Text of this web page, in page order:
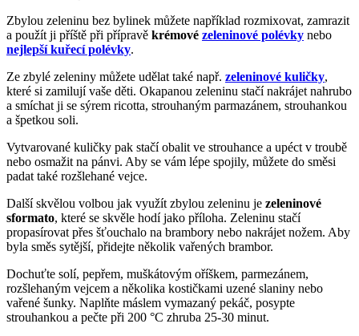
Zbylou zeleninu bez bylinek můžete například rozmixovat, zamrazit
a použít ji příště při přípravě krémové zeleninové polévky nebo
nejlepší kuřecí polévky.
Ze zbylé zeleniny můžete udělat také např. zeleninové kuličky,
které si zamilují vaše děti. Okapanou zeleninu stačí nakrájet nahrubo
a smíchat ji se sýrem ricotta, strouhaným parmazánem, strouhankou
a špetkou soli.
Vytvarované kuličky pak stačí obalit ve strouhance a upéct v troubě
nebo osmažit na pánvi. Aby se vám lépe spojily, můžete do směsi
padat také rozšlehané vejce.
Další skvělou volbou jak využít zbylou zeleninu je zeleninové
sformato, které se skvěle hodí jako příloha. Zeleninu stačí
propasírovat přes šťouchalo na brambory nebo nakrájet nožem. Aby
byla směs sytější, přidejte několik vařených brambor.
Dochuťte solí, pepřem, muškátovým oříškem, parmezánem,
rozšlehaným vejcem a několika kostičkami uzené slaniny nebo
vařené šunky. Naplňte máslem vymazaný pekáč, posypte
strouhankou a pečte při 200 °C zhruba 25-30 minut.